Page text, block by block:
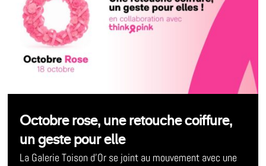
Octobre rose, une retouche coiffure,
un geste pour elle
La Galerie Toison d’Or se joint au mouvement avec une